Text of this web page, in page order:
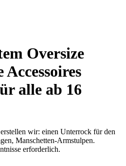
Oversize
alle ab 16
wir: einen Unterrock für den
Manschetten-Armstulpen.
erforderlich.